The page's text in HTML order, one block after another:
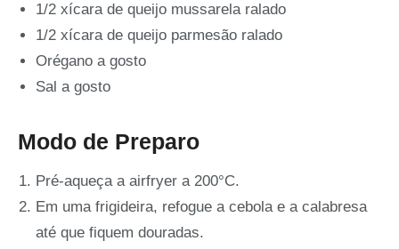
1/2 xícara de queijo mussarela ralado
1/2 xícara de queijo parmesão ralado
Orégano a gosto
Sal a gosto
Modo de Preparo
Pré-aqueça a airfryer a 200°C.
Em uma frigideira, refogue a cebola e a calabresa
até que fiquem douradas.